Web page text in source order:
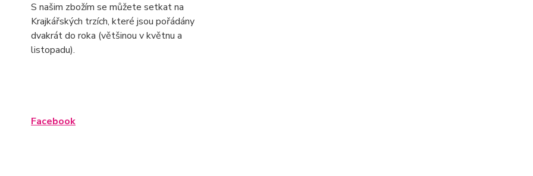
S našim zbožím se můžete setkat na
Krajkářských trzích, které jsou pořádány
dvakrát do roka (většinou v květnu a
listopadu).
Facebook